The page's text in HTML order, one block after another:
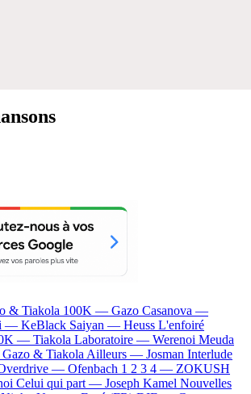
& Tiakola 100K — Gazo Casanova —
— KeBlack Saiyan — Heuss L'enfoiré
— Tiakola Laboratoire — Werenoi Meuda
Gazo & Tiakola Ailleurs — Josman Interlude
— Ofenbach 1 2 3 4 — ZOKUSH
Celui qui part — Joseph Kamel Nouvelles